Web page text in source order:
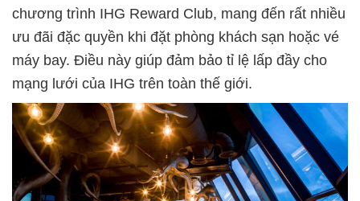
chương trình IHG Reward Club, mang đến rất nhiều
ưu đãi đặc quyền khi đặt phòng khách sạn hoặc vé
máy bay. Điều này giúp đảm bảo tỉ lệ lấp đầy cho
mạng lưới của IHG trên toàn thế giới.